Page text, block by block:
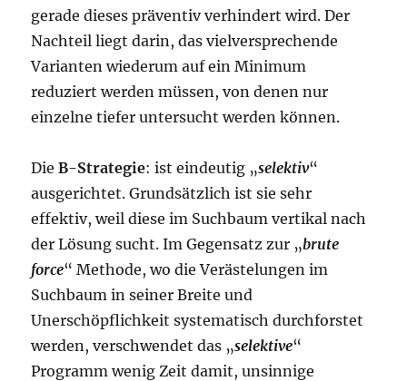
gerade dieses präventiv verhindert wird. Der
Nachteil liegt darin, das vielversprechende
Varianten wiederum auf ein Minimum
reduziert werden müssen, von denen nur
einzelne tiefer untersucht werden können.
DieB-Strategie: ist eindeutig „selektiv“
ausgerichtet. Grundsätzlich ist sie sehr
effektiv, weil diese im Suchbaum vertikal nach
der Lösung sucht. Im Gegensatz zur „brute
force“ Methode, wo die Verästelungen im
Suchbaum in seiner Breite und
Unerschöpflichkeit systematisch durchforstet
werden, verschwendet das „selektive“
Programm wenig Zeit damit, unsinnige